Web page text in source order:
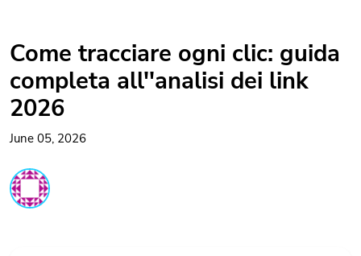
Come tracciare ogni clic: guida
completa all''analisi dei link
2026
June 05, 2026